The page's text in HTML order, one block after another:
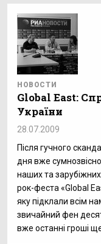
НОВОСТИ
Global East:
України
28.07.2009
Після гучного
дня вже
наших та
рок-феста «Global
яку підклали всім
звичайний фен
вже останні гроші